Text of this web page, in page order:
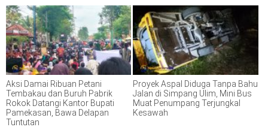
Aksi Damai Ribuan Petani
Tembakau dan Buruh Pabrik
Rokok Datangi Kantor Bupati
Pamekasan, Bawa Delapan
Tuntutan
Proyek Aspal Diduga Tanpa Bahu
Jalan di Simpang Ulim, Mini Bus
Muat Penumpang Terjungkal
Kesawah